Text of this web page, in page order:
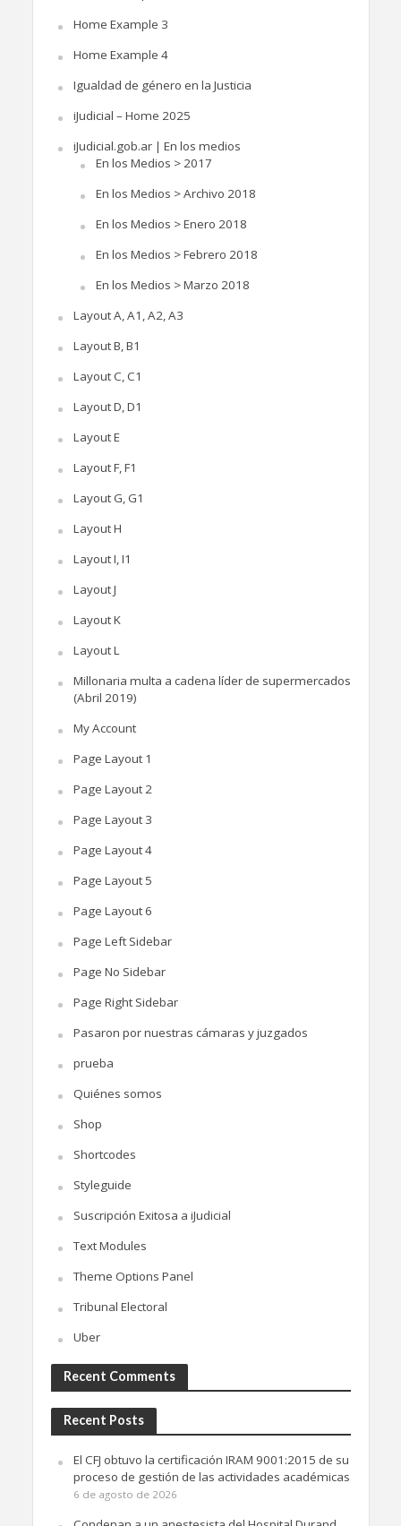
Home Example 3
Home Example 4
Igualdad de género en la Justicia
iJudicial – Home 2025
iJudicial.gob.ar | En los medios
En los Medios > 2017
En los Medios > Archivo 2018
En los Medios > Enero 2018
En los Medios > Febrero 2018
En los Medios > Marzo 2018
Layout A, A1, A2, A3
Layout B, B1
Layout C, C1
Layout D, D1
Layout E
Layout F, F1
Layout G, G1
Layout H
Layout I, I1
Layout J
Layout K
Layout L
Millonaria multa a cadena líder de supermercados
(Abril 2019)
My Account
Page Layout 1
Page Layout 2
Page Layout 3
Page Layout 4
Page Layout 5
Page Layout 6
Page Left Sidebar
Page No Sidebar
Page Right Sidebar
Pasaron por nuestras cámaras y juzgados
prueba
Quiénes somos
Shop
Shortcodes
Styleguide
Suscripción Exitosa a iJudicial
Text Modules
Theme Options Panel
Tribunal Electoral
Uber
Recent Comments
Recent Posts
El CFJ obtuvo la certificación IRAM 9001:2015 de su
proceso de gestión de las actividades académicas
6 de agosto de 2026